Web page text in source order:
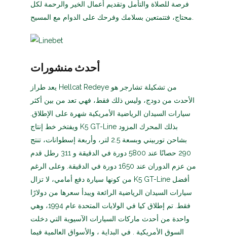
فرصة للصلاة والتأمل وتقديم أعمال الخير والرحمة لكل
أحدث منشورات
يعد طراز Hellcat Redeye من تشكيلة تشارجر هو
الأحدث من دودج، وليس ذلك فقط، فهي تعد من بين أكثر
سيارات السيدان الرياضية الأمريكية شهرة على الإطلاق.
ويفتخر خط إنتاج K5 GT-Line بذلك المحرك المزود
بشاحن توربيني وبسعة 2.5 لتر، وأربعة إسطوانات، تنتج
290 حصانًا عند 5800 دورة في الدقيقة و 311 رطل قدم
من عزم الدوران عند 1650 دورة في الدقيقة. وعلى الرغم
من كونها سيارة دفع أمامي، لا تزال K5 GT-Line أفضل
سيارات السيدان الرياضية الرائعة ويبدأ سعرها من دولارًا
فقط. تم إطلاق كيا في الولايات المتحدة عام 1994، وهي
واحدة من أحدث ماركات السيارات الآسيوية التي دخلت
السوق الأمريكية . في البداية ، والأسواق العالمية فيما